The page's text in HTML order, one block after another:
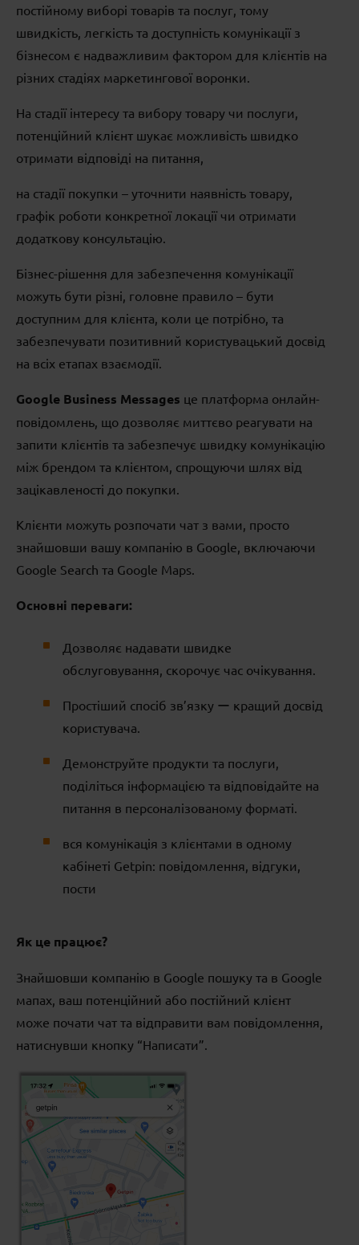
постійному виборі товарів та послуг, тому
швидкість, легкість та доступність комунікації з
бізнесом є надважливим фактором для клієнтів на
різних стадіях маркетингової воронки.
На стадії інтересу та вибору товару чи послуги,
потенційний клієнт шукає можливість швидко
отримати відповіді на питання,
на стадії покупки – уточнити наявність товару,
графік роботи конкретної локації чи отримати
додаткову консультацію.
Бізнес-рішення для забезпечення комунікації
можуть бути різні, головне правило – бути
доступним для клієнта, коли це потрібно, та
забезпечувати позитивний користувацький досвід
на всіх етапах взаємодії.
Google Business Messages це платформа онлайн-
повідомлень, що дозволяє миттєво реагувати на
запити клієнтів та забезпечує швидку комунікацію
між брендом та клієнтом, спрощуючи шлях від
зацікавленості до покупки.
Клієнти можуть розпочати чат з вами, просто
знайшовши вашу компанію в Google, включаючи
Google Search та Google Maps.
Основні переваги:
Дозволяє надавати швидке
обслуговування, скорочує час очікування.
Простіший спосіб зв’язку ー кращий досвід
користувача.
Демонструйте продукти та послуги,
поділіться інформацією та відповідайте на
питання в персоналізованому форматі.
вся комунікація з клієнтами в одному
кабінеті Getpin: повідомлення, відгуки,
пости
Як це працює?
Знайшовши компанію в Google пошуку та в Google
мапах, ваш потенційний або постійний клієнт
може почати чат та відправити вам повідомлення,
натиснувши кнопку “Написати”.